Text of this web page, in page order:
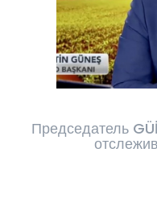
Председатель